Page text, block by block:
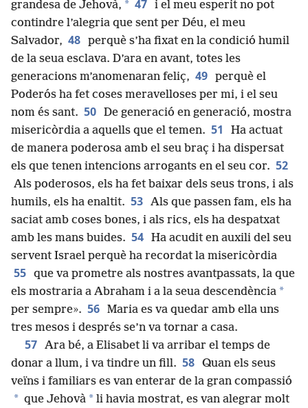
grandesa de Jehovà, * 47 i el meu esperit no pot
contindre l’alegria que sent per Déu, el meu
Salvador, 48 perquè s’ha fixat en la condició humil
de la seua esclava. D’ara en avant, totes les
generacions m’anomenaran feliç, 49 perquè el
Poderós ha fet coses meravelloses per mi, i el seu
nom és sant. 50 De generació en generació, mostra
misericòrdia a aquells que el temen. 51
Ha actuat
de manera poderosa amb el seu braç i ha dispersat
els que tenen intencions arrogants en el seu cor. 52
Als poderosos, els ha fet baixar dels seus trons, i als
humils, els ha enaltit. 53 Als que passen fam, els ha
saciat amb coses bones, i als rics, els ha despatxat
amb les mans buides. 54 Ha acudit en auxili del seu
servent Israel perquè ha recordat la misericòrdia
55 que va prometre als nostres avantpassats, la que
els mostraria a Abraham i a la seua descendència *
per sempre». 56 Maria es va quedar amb ella uns
tres mesos i després se’n va tornar a casa.
57 Ara bé, a Elisabet li va arribar el temps de
donar a llum, i va tindre un fill. 58 Quan els seus
veïns i familiars es van enterar de la gran compassió
* que Jehovà * li havia mostrat, es van alegrar molt